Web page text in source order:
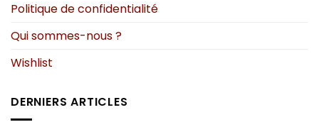
Politique de confidentialité
Qui sommes-nous ?
Wishlist
DERNIERS ARTICLES